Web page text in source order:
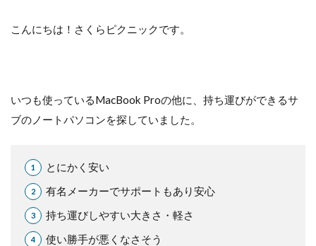
こんにちは！さくらピクニックです。
いつも使っているMacBook Proの他に、持ち運びができるサ
ブのノートパソコンを探していました。
とにかく安い
有名メーカーでサポートもあり安心
持ち運びしやすい大きさ・軽さ
使い勝手が悪くなさそう